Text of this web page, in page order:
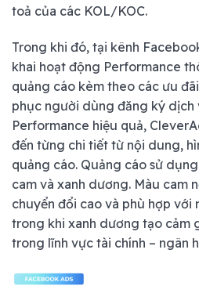
toả của các KOL/KOC.
Trong khi đó, tại kênh
khai hoạt động Performance
quảng cáo kèm theo các ưu
phục người dùng đăng ký dịch
Performance hiệu quả,
đến từng chi tiết từ nội dung,
quảng cáo. Quảng cáo sử
cam và xanh dương. Màu cam
chuyển đổi cao và phù hợp với
trong khi xanh dương tạo cảm
trong lĩnh vực tài chính – ngân